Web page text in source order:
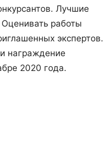
Лучшие
работы
экспертов.
награждение
2020 года.